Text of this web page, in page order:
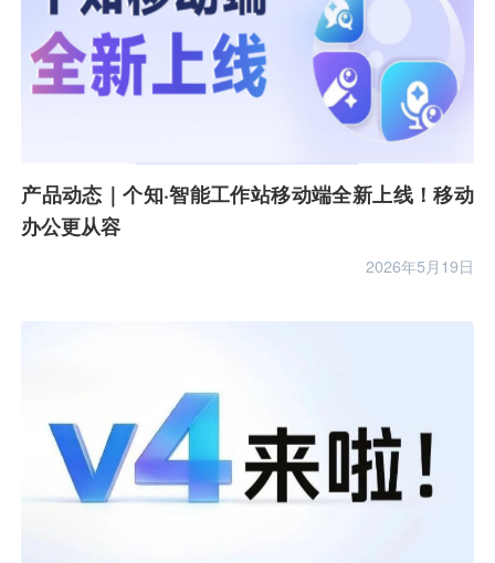
产品动态｜个知·智能工作站移动端全新上线！移动
办公更从容
2026年5月19日